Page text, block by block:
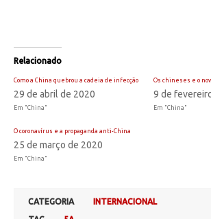
Relacionado
Como a China quebrou a cadeia de infecção
29 de abril de 2020
Em "China"
Os chineses e o
9 de
Em "China"
O coronavírus e a propaganda anti-China
25 de março de 2020
Em "China"
CATEGORIA
INTERNACIONAL